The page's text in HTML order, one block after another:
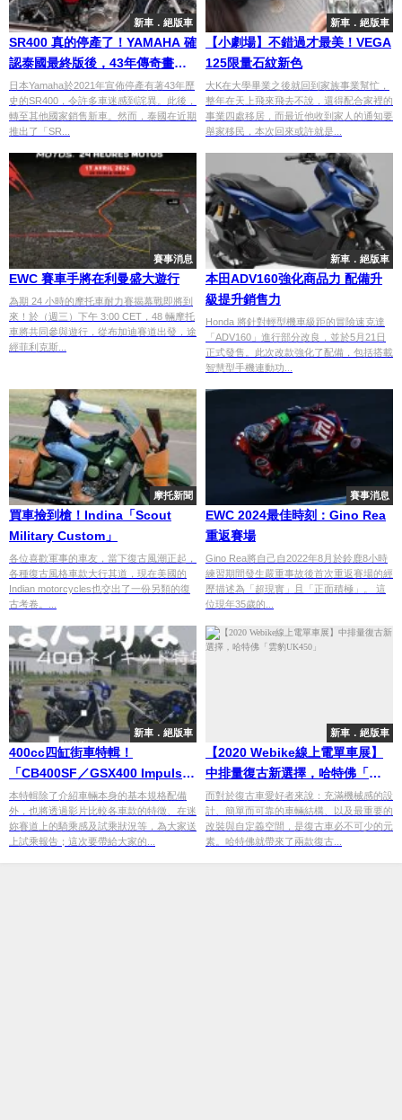
新車．絕版車
SR400 真的停產了！YAMAHA 確
認泰國最終版後，43年傳奇畫上
句號
日本Yamaha於2021年宣佈停產有著43年歷
史的SR400，令許多車迷感到詫異。此後，
轉至其他國家銷售新車。然而，泰國在近期
推出了「SR...
新車．絕版車
【小劇場】不錯過才最美！VEGA
125限量石紋新色
大K在大學畢業之後就回到家族事業幫忙，
整年在天上飛來飛去不說，還得配合家裡的
事業四處移居，而最近他收到家人的通知要
舉家移民，本次回來或許就是...
賽事消息
EWC 賽車手將在利曼盛大遊行
為期 24 小時的摩托車耐力賽揭幕戰即將到
來！於（週三）下午 3:00 CET，48 輛摩托
車將共同參與遊行，從布加迪賽道出發，途
經菲利克斯...
新車．絕版車
本田ADV160強化商品力 配備升
級提升銷售力
Honda 將針對輕型機車級距的冒險速克達
「ADV160」進行部分改良，並於5月21日
正式發售。此次改款強化了配備，包括搭載
智慧型手機連動功...
摩托新聞
買車撿到槍！Indina「Scout
Military Custom」
各位喜歡軍事的車友，當下復古風潮正起，
各種復古風格車款大行其道，現在美國的
Indian motorcycles也交出了一份另類的復
古考卷。...
賽事消息
EWC 2024最佳時刻：Gino Rea
重返賽場
Gino Rea將自己自2022年8月於鈴鹿8小時
練習期間發生嚴重事故後首次重返賽場的經
歷描述為「超現實」且「正面積極」。 這
位現年35歲的...
新車．絕版車
400cc四缸街車特輯！
「CB400SF／GSX400 Impulse
／XJR400R」
本特輯除了介紹車輛本身的基本規格配備
外，也將透過影片比較各車款的特徵、在迷
妳賽道上的騎乘感及試乘狀況等，為大家送
上試乘報告；這次要帶給大家的...
新車．絕版車
【2020 Webike線上電單車展】
中排量復古新選擇，哈特佛「雲
豹UK450」
而對於復古車愛好者來說：充滿機械感的設
計、簡單而可靠的車輛結構、以及最重要的
改裝與自定義空間，是復古車必不可少的元
素。哈特佛就帶來了兩款復古...